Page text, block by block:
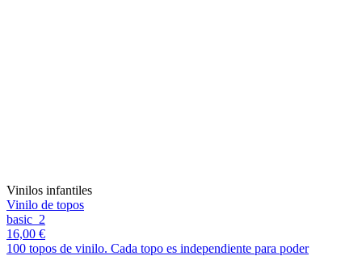
Vinilos infantiles
Vinilo de topos
basic_2
16,00 €
100 topos de vinilo. Cada topo es independiente para poder